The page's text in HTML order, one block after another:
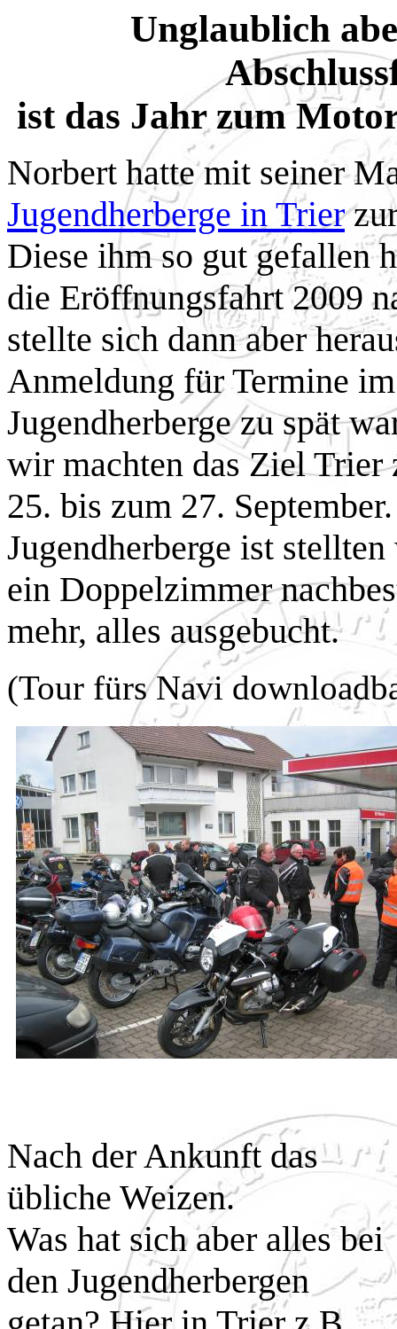
Unglaublich
ist das Jahr zum
Norbert hatte mit seiner
Jugendherberge in Trier
Diese ihm so gut gefallen
die Eröffnungsfahrt 2009
stellte sich dann aber
Anmeldung für Termine
Jugendherberge zu spät
wir machten das Ziel
25. bis zum 27.
Jugendherberge ist
ein Doppelzimmer
mehr, alles ausgebucht.
(Tour fürs Navi
Nach der Ankunft das
übliche Weizen.
Was hat sich aber alles bei
den Jugendherbergen